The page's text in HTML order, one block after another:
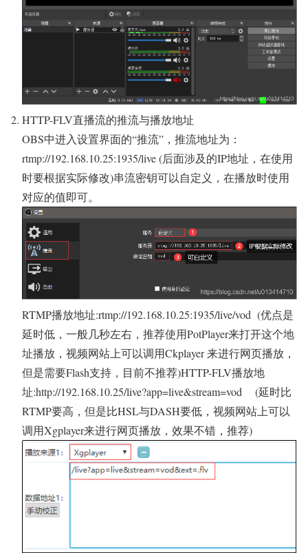
HTTP-FLV直播流的推流与播放地址
OBS中进入设置界面的“推流”，推流地址为：
rtmp://192.168.10.25:1935/live (后面涉及的IP地址，在使用
时要根据实际修改)串流密钥可以自定义，在播放时使用
对应的值即可。
RTMP播放地址:rtmp://192.168.10.25:1935/live/vod (优点是
延时低，一般几秒左右，推荐使用PotPlayer来打开这个地
址播放，视频网站上可以调用Ckplayer 来进行网页播放，
但是需要Flash支持，目前不推荐)HTTP-FLV播放地
址:http://192.168.10.25/live?app=live&stream=vod (延时比
RTMP要高，但是比HSL与DASH要低，视频网站上可以
调用Xgplayer来进行网页播放，效果不错，推荐)